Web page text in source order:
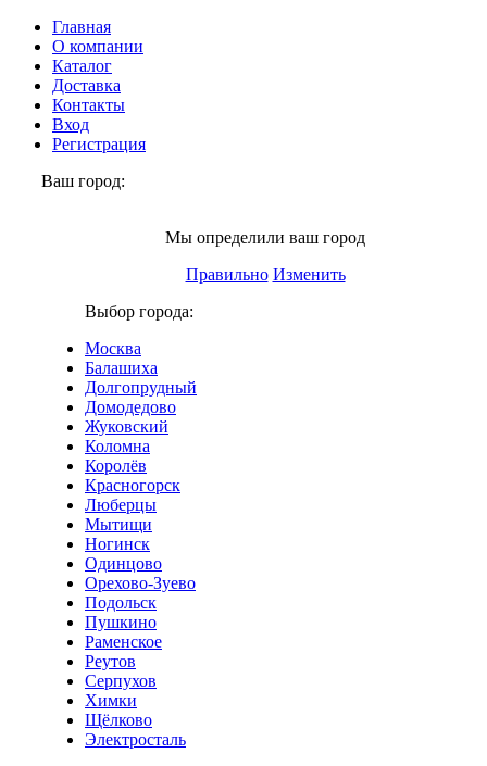
Главная
О компании
Каталог
Доставка
Контакты
Вход
Регистрация
Ваш город:
Мы определили ваш город
Правильно Изменить
Выбор города:
Москва
Балашиха
Долгопрудный
Домодедово
Жуковский
Коломна
Королёв
Красногорск
Люберцы
Мытищи
Ногинск
Одинцово
Орехово-Зуево
Подольск
Пушкино
Раменское
Реутов
Серпухов
Химки
Щёлково
Электросталь